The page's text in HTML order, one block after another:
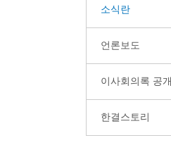
소식란
언론보도
이사회의록 공개
한결스토리